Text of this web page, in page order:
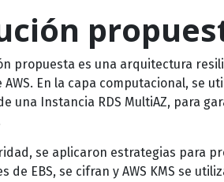
propuesta es una arquitectura
AWS. En la capa computacional, se
una Instancia RDS MultiAZ, para
se aplicaron estrategias para
de EBS, se cifran y AWS KMS se